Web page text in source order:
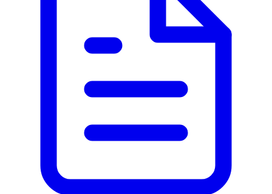
1 tablett innehåller: Prazikvantel 50 mg, vattenfri
LAKTOS, mikrokristallin cellulosa, majsstärkelse, povidon,